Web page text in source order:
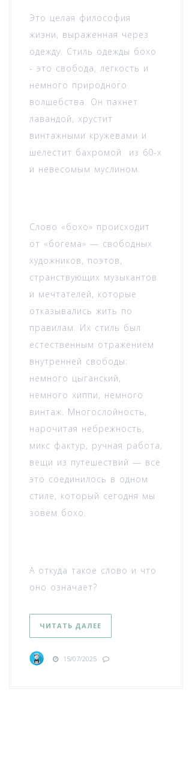
Это целая философия
жизни, выраженная через
одежду. Стиль одежды бохо
- это свобода, легкость и
немного природного
волшебства. Он пахнет
лавандой, хрустит
винтажными кружевами и
шелестит бахромой из 60-х
и невесомым муслином.
Слово «бохо» происходит
от «богема» — свободных
художников, поэтов,
странствующих музыкантов
и мечтателей, которые
отказывались жить по
правилам. Их стиль был
естественным отражением
внутренней свободы:
немного цыганский,
немного хиппи, немного
винтаж. Многослойность,
нарочитая небрежность,
микс фактур, ручная работа,
вещи из путешествий — всё
это соединилось в одном
стиле, который сегодня мы
зовём бохо.
А откуда такое слово и что
оно означает?
ЧИТАТЬ ДАЛЕЕ
15/07/2025